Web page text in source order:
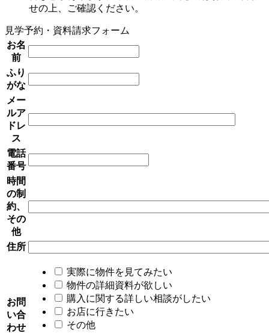
せの上、ご確認ください。
見学予約・資料請求フォーム
お名
前
ふり
がな
メー
ルア
ドレ
ス
電話
番号
時間
の制
約、
その
他
住所
お問
い合
わせ
実際に物件を見てみたい
物件の詳細資料が欲しい
購入に関する詳しい相談がしたい
お店に行きたい
その他